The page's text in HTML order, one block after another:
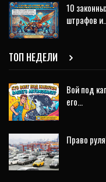
10
штрафов
ТОП НЕДЕЛИ
Вой под
его…
Право